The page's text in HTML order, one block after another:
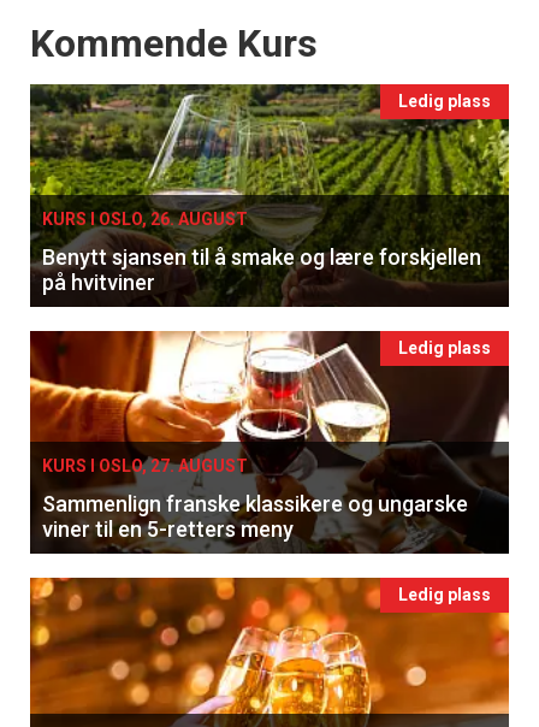
Events
Kommende Kurs
Ledig plass
KURS I OSLO, 26. AUGUST
Benytt sjansen til å smake og lære forskjellen
på hvitviner
Ledig plass
KURS I OSLO, 27. AUGUST
Sammenlign franske klassikere og ungarske
viner til en 5-retters meny
Ledig plass